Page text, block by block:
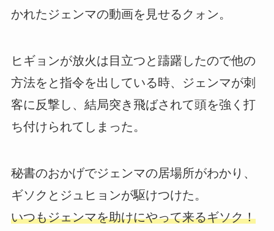
かれたジェンマの動画を見せるクォン。
ヒギョンが放火は目立つと躊躇したので他の
方法をと指令を出している時、ジェンマが刺
客に反撃し、結局突き飛ばされて頭を強く打
ち付けられてしまった。
秘書のおかげでジェンマの居場所がわかり、
ギソクとジュヒョンが駆けつけた。
いつもジェンマを助けにやって来るギソク！